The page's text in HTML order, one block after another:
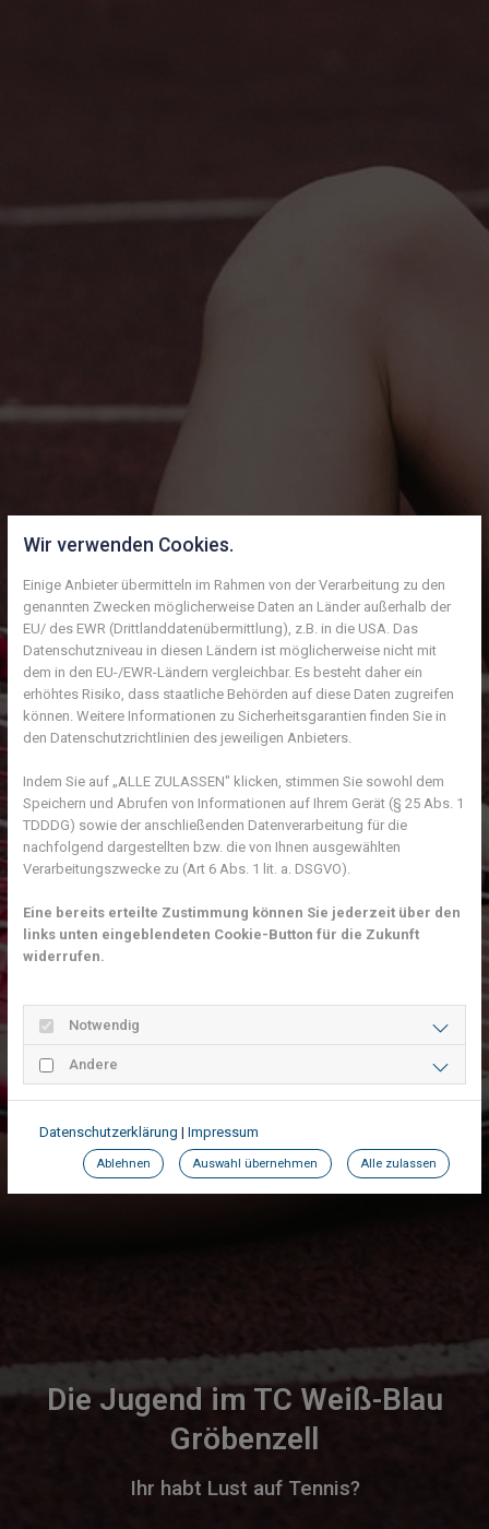
Die Jugend im TC Weiß-Blau
Gröbenzell
Ihr habt Lust auf Tennis?
Wir verwenden Cookies.
Einige Anbieter übermitteln im Rahmen von der Verarbeitung zu den
genannten Zwecken möglicherweise Daten an Länder außerhalb der
EU/ des EWR (Drittlanddatenübermittlung), z.B. in die USA. Das
Datenschutzniveau in diesen Ländern ist möglicherweise nicht mit
dem in den EU-/EWR-Ländern vergleichbar. Es besteht daher ein
erhöhtes Risiko, dass staatliche Behörden auf diese Daten zugreifen
können. Weitere Informationen zu Sicherheitsgarantien finden Sie in
den Datenschutzrichtlinien des jeweiligen Anbieters.
Indem Sie auf „ALLE ZULASSEN" klicken, stimmen Sie sowohl dem
Speichern und Abrufen von Informationen auf Ihrem Gerät (§ 25 Abs. 1
TDDDG) sowie der anschließenden Datenverarbeitung für die
nachfolgend dargestellten bzw. die von Ihnen ausgewählten
Verarbeitungszwecke zu (Art 6 Abs. 1 lit. a. DSGVO).
Eine bereits erteilte Zustimmung können Sie jederzeit über den
links unten eingeblendeten Cookie-Button für die Zukunft
widerrufen.
Notwendig
Andere
Datenschutzerklärung | Impressum
Ablehnen Auswahl übernehmen Alle zulassen